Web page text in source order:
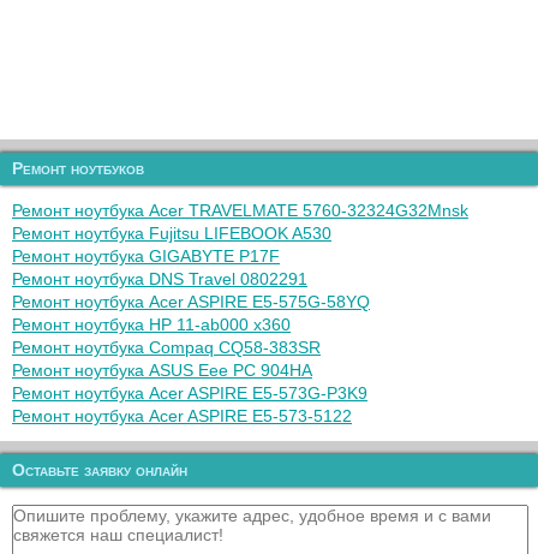
Ремонт ноутбуков
Ремонт ноутбука Acer TRAVELMATE 5760-32324G32Mnsk
Ремонт ноутбука Fujitsu LIFEBOOK A530
Ремонт ноутбука GIGABYTE P17F
Ремонт ноутбука DNS Travel 0802291
Ремонт ноутбука Acer ASPIRE E5-575G-58YQ
Ремонт ноутбука HP 11-ab000 x360
Ремонт ноутбука Compaq CQ58-383SR
Ремонт ноутбука ASUS Eee PC 904HA
Ремонт ноутбука Acer ASPIRE E5-573G-P3K9
Ремонт ноутбука Acer ASPIRE E5-573-5122
Оставьте заявку онлайн